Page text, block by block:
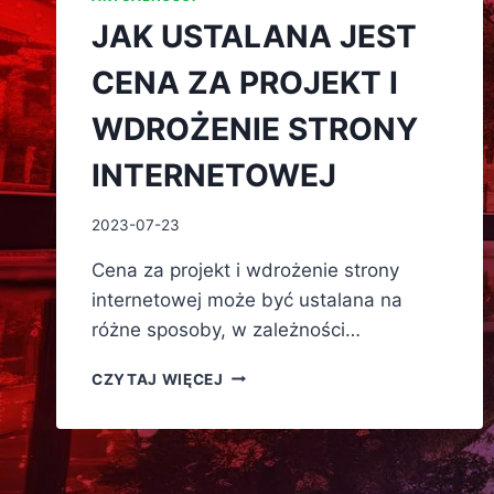
JAK USTALANA JEST
CENA ZA PROJEKT I
WDROŻENIE STRONY
INTERNETOWEJ
2023-07-23
Cena za projekt i wdrożenie strony
internetowej może być ustalana na
różne sposoby, w zależności…
CZYTAJ WIĘCEJ JAK
CENA
ZA
PROJEKT